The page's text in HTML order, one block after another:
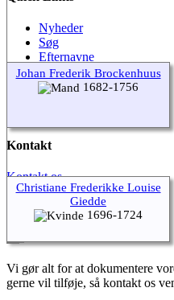
Johan Frederik Brockenhuus
1682-1756
Christiane Frederikke Louise
Giedde
1696-1724
Nyheder
Søg
Efternavne
Kalender
Alle medier
Kontakt
Kontakt os
Vores efternavne
Vi gør alt for at dokumentere
gerne vil tilføje, så kontakt os